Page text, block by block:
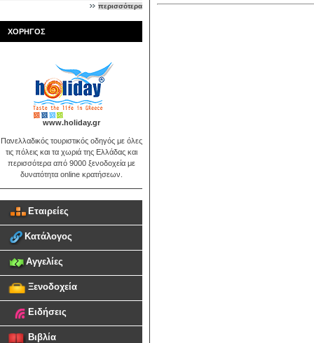
περισσότερα
ΧΟΡΗΓΟΣ
www.holiday.gr
Πανελλαδικός τουριστικός οδηγός με όλες
τις πόλεις και τα χωριά της Ελλάδας και
περισσότερα από 9000 ξενοδοχεία με
δυνατότητα online κρατήσεων.
Εταιρείες
Κατάλογος
Αγγελίες
Ξενοδοχεία
Ειδήσεις
Βιβλία